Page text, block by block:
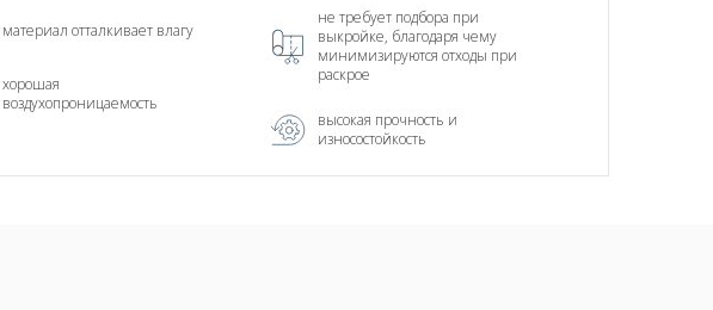
материал отталкивает влагу
хорошая
воздухопроницаемость
не требует подбора при
выкройке, благодаря чему
минимизируются отходы при
раскрое
высокая прочность и
износостойкость